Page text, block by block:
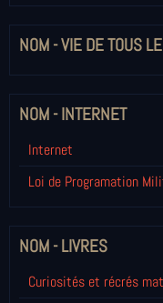
NOM - VIE DE TOUS
NOM - INTERNET
Internet
Loi de Programation
NOM - LIVRES
Curiosités et récrés